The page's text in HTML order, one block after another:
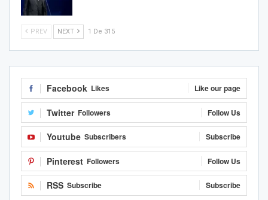
PREV NEXT 1 De 315
Facebook Likes Like our page
Twitter Followers Follow Us
Youtube Subscribers Subscribe
Pinterest Followers Follow Us
RSS Subscribe Subscribe